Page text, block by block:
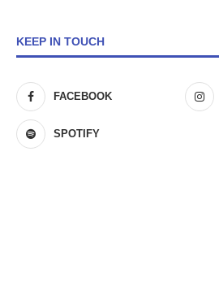
KEEP IN TOUCH
FACEBOOK
SPOTIFY